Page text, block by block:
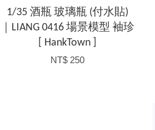
1/35 酒瓶 玻璃瓶 (付水貼)
｜LIANG 0416 場景模型 袖珍
[ HankTown ]
NT$ 250